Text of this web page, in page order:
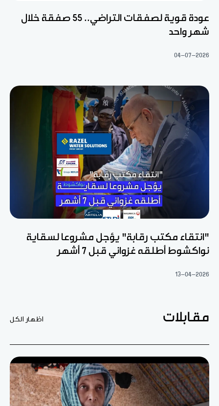
عودة قوية لصفقات التراضي.. 55 صفقة خلال
شهر واحد
04-07-2026
"انتقاء مكتب رقابة" يؤجل مشروعا لسقاية
نواكشوط أطلقه غزواني قبل 7 أشهر
13-04-2026
مقابلات اظهار الكل